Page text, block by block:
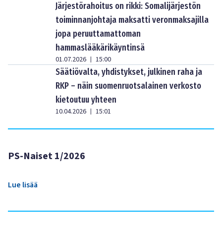
Järjestörahoitus on rikki: Somalijärjestön
toiminnanjohtaja maksatti veronmaksajilla
jopa peruuttamattoman
hammaslääkärikäyntinsä
01.07.2026 | 15:00
Säätiövalta, yhdistykset, julkinen raha ja
RKP – näin suomenruotsalainen verkosto
kietoutuu yhteen
10.04.2026 | 15:01
PS-Naiset 1/2026
Lue lisää